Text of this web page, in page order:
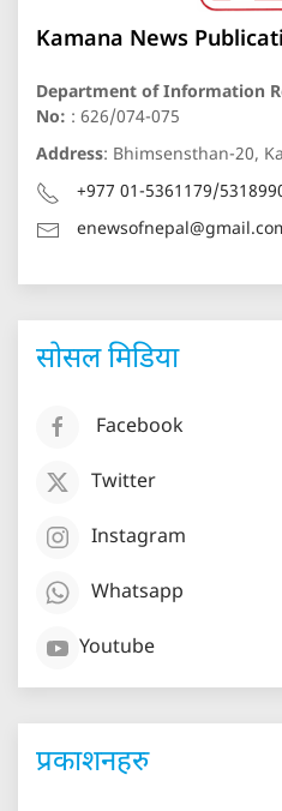
Kamana News
Department of Information
No: : 626/074-075
Address: Bhimsensthan-20,
+977 01-5361179/
सोसल मिडिया
Facebook
Twitter
Instagram
Whatsapp
Youtube
प्रकाशनहरु